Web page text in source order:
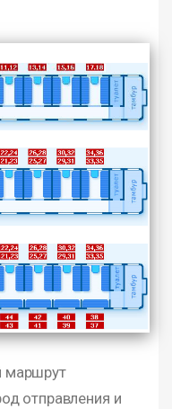
маршрут
отправления и